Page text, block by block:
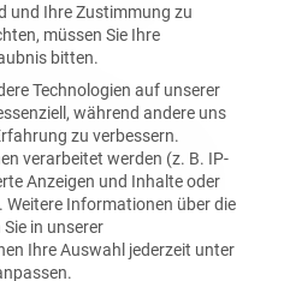
und Ihre Zustimmung zu
müssen Sie Ihre
bitten.
Technologien auf unserer
während andere uns
zu verbessern.
verarbeitet werden (z. B. IP-
Anzeigen und Inhalte oder
Weitere Informationen über die
in unserer
Ihre Auswahl jederzeit unter